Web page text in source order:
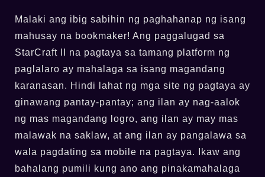
Malaki ang ibig sabihin ng paghahanap ng isang
mahusay na bookmaker! Ang paggalugad sa
StarCraft II na pagtaya sa tamang platform ng
paglalaro ay mahalaga sa isang magandang
karanasan. Hindi lahat ng mga site ng pagtaya ay
ginawang pantay-pantay; ang ilan ay nag-aalok
ng mas magandang logro, ang ilan ay may mas
malawak na saklaw, at ang ilan ay pangalawa sa
wala pagdating sa mobile na pagtaya. Ikaw ang
bahalang pumili kung ano ang pinakamahalaga